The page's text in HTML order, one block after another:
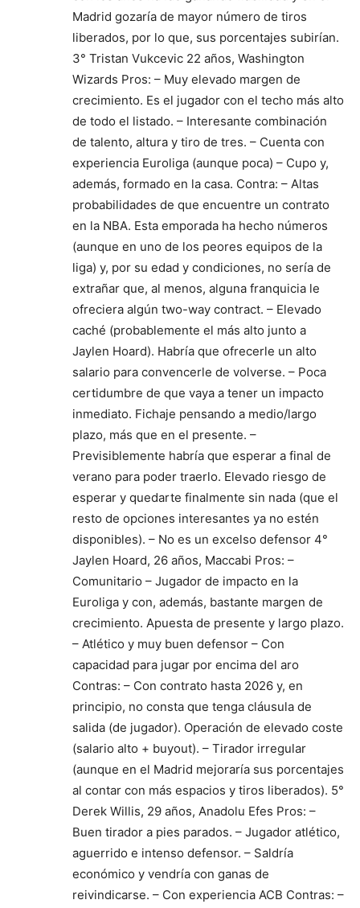
Madrid gozaría de mayor número de tiros
liberados, por lo que, sus porcentajes subirían.
3° Tristan Vukcevic 22 años, Washington
Wizards Pros: – Muy elevado margen de
crecimiento. Es el jugador con el techo más alto
de todo el listado. – Interesante combinación
de talento, altura y tiro de tres. – Cuenta con
experiencia Euroliga (aunque poca) – Cupo y,
además, formado en la casa. Contra: – Altas
probabilidades de que encuentre un contrato
en la NBA. Esta emporada ha hecho números
(aunque en uno de los peores equipos de la
liga) y, por su edad y condiciones, no sería de
extrañar que, al menos, alguna franquicia le
ofreciera algún two-way contract. – Elevado
caché (probablemente el más alto junto a
Jaylen Hoard). Habría que ofrecerle un alto
salario para convencerle de volverse. – Poca
certidumbre de que vaya a tener un impacto
inmediato. Fichaje pensando a medio/largo
plazo, más que en el presente. –
Previsiblemente habría que esperar a final de
verano para poder traerlo. Elevado riesgo de
esperar y quedarte finalmente sin nada (que el
resto de opciones interesantes ya no estén
disponibles). – No es un excelso defensor 4°
Jaylen Hoard, 26 años, Maccabi Pros: –
Comunitario – Jugador de impacto en la
Euroliga y con, además, bastante margen de
crecimiento. Apuesta de presente y largo plazo.
– Atlético y muy buen defensor – Con
capacidad para jugar por encima del aro
Contras: – Con contrato hasta 2026 y, en
principio, no consta que tenga cláusula de
salida (de jugador). Operación de elevado coste
(salario alto + buyout). – Tirador irregular
(aunque en el Madrid mejoraría sus porcentajes
al contar con más espacios y tiros liberados). 5°
Derek Willis, 29 años, Anadolu Efes Pros: –
Buen tirador a pies parados. – Jugador atlético,
aguerrido e intenso defensor. – Saldría
económico y vendría con ganas de
reivindicarse. – Con experiencia ACB Contras: –